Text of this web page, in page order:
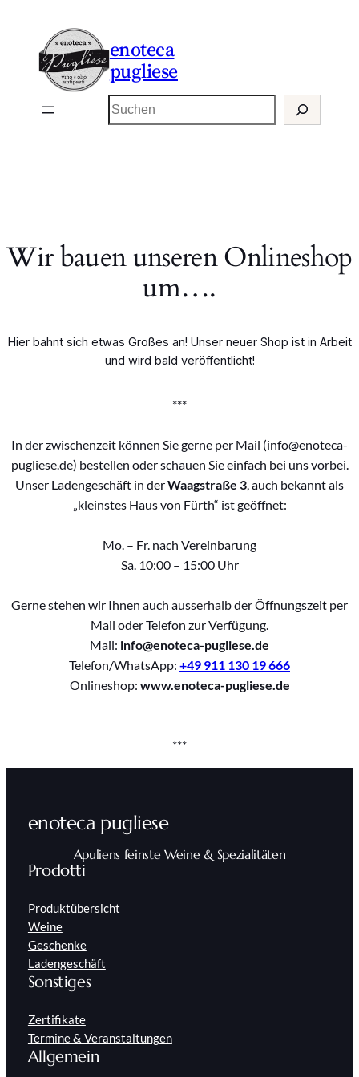
enoteca
pugliese
Suchen
Wir bauen unseren Onlineshop
um….
Hier bahnt sich etwas Großes an! Unser neuer Shop ist in Arbeit
und wird bald veröffentlicht!
***
In der zwischenzeit können Sie gerne per Mail (info@enoteca-
pugliese.de) bestellen oder schauen Sie einfach bei uns vorbei.
Unser Ladengeschäft in derWaagstraße 3, auch bekannt als
„kleinstes Haus von Fürth“ ist geöffnet:
Mo. – Fr. nach Vereinbarung
Sa. 10:00 – 15:00 Uhr
Gerne stehen wir Ihnen auch ausserhalb der Öffnungszeit per
Mail oder Telefon zur Verfügung.
Mail: info@enoteca-pugliese.de
Telefon/WhatsApp: +49 911 130 19 666
Onlineshop: www.enoteca-pugliese.de
***
enoteca pugliese
Apuliens feinste Weine & Spezialitäten
Prodotti
Produktübersicht
Weine
Geschenke
Ladengeschäft
Sonstiges
Zertifikate
Termine & Veranstaltungen
Allgemein